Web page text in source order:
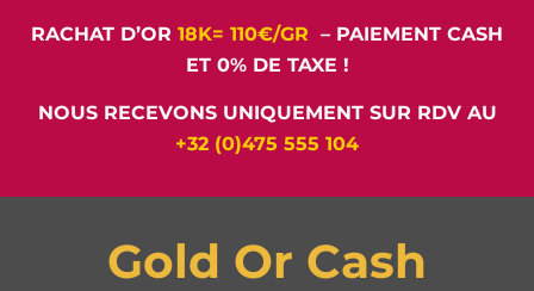
RACHAT D’OR 18K= 110€/GR – PAIEMENT CASH
ET 0% DE TAXE !
NOUS RECEVONS UNIQUEMENT SUR RDV AU
+32 (0)475 555 104
Gold Or Cash